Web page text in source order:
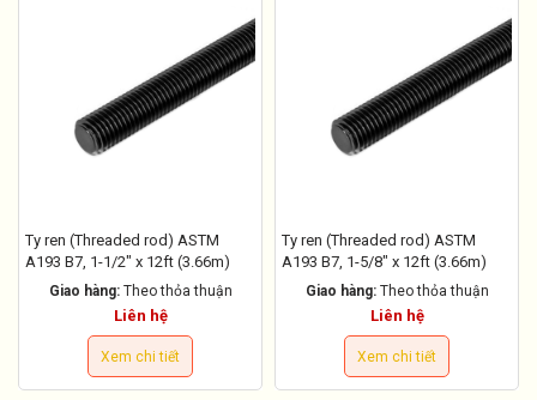
Ty ren (Threaded rod) ASTM
A193 B7, 1-1/2" x 12ft (3.66m)
Giao hàng: Theo thỏa thuận
Liên hệ
Xem chi tiết
Ty ren (Threaded rod) ASTM
A193 B7, 1-5/8" x 12ft (3.66m)
Giao hàng: Theo thỏa thuận
Liên hệ
Xem chi tiết